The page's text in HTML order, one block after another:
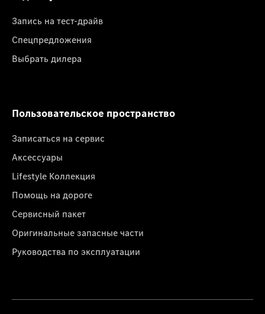
Запись на тест-драйв
Спецпредложения
Выбрать дилера
Пользовательское пространство
Записаться на сервис
Аксессуары
Lifestyle Коллекция
Помощь на дороге
Сервисный пакет
Оригинальные запасные части
Руководства по эксплуатации